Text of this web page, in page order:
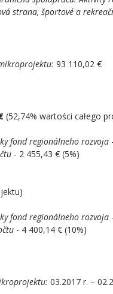
strana, športové a
93 110,02 €
(52,74% wartości całego
fond regionálneho rozvoja
- 2 455,43 € (5%)
fond regionálneho rozvoja
- 4 400,14 € (10%)
03.2017 r. –